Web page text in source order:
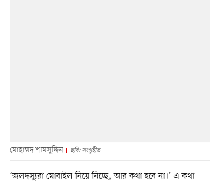
মোহাম্মদ শামসুদ্দিন ছবি: সংগৃহীত
‘জলদস্যুরা মোবাইল নিয়ে নিচ্ছে, আর কথা হবে না।’ এ কথা